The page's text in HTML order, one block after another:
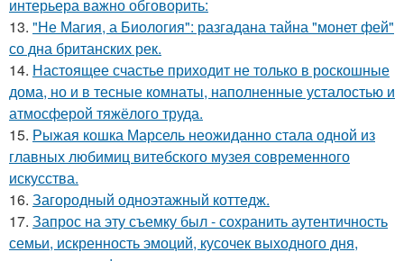
интерьера важно обговорить:
13. "Не Магия, а Биология": разгадана тайна "монет фей"
со дна британских рек.
14. Настоящее счастье приходит не только в роскошные
дома, но и в тесные комнаты, наполненные усталостью и
атмосферой тяжёлого труда.
15. Рыжая кошка Марсель неожиданно стала одной из
главных любимиц витебского музея современного
искусства.
16. Загородный одноэтажный коттедж.
17. Запрос на эту съемку был - сохранить аутентичность
семьи, искренность эмоций, кусочек выходного дня,